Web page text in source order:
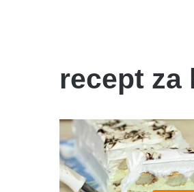
recept za